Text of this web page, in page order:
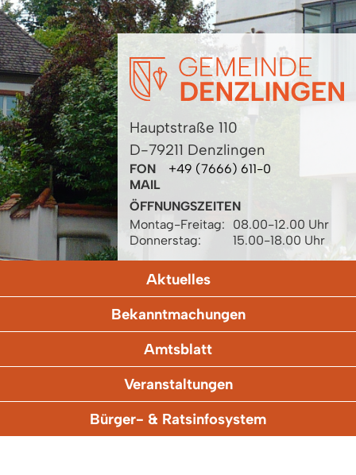
Hauptstraße 110
D-79211 Denzlingen
FON
+49 (7666) 611-0
MAIL
ÖFFNUNGSZEITEN
Montag-Freitag:
08.00-12.00 Uhr
Donnerstag:
15.00-18.00 Uhr
Aktuelles
Bekanntmachungen
Amtsblatt
Veranstaltungen
Bürger- & Ratsinfosystem